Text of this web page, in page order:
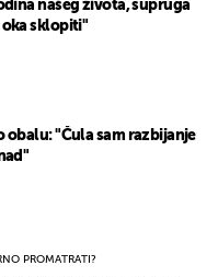
našeg života, supruga
oka sklopiti"
obalu: "Čula sam razbijanje
PROMATRATI?